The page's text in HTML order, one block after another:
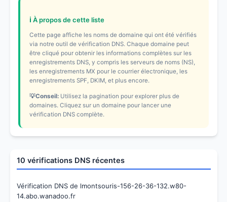
ℹ️ À propos de cette liste
Cette page affiche les noms de domaine qui ont été vérifiés
via notre outil de vérification DNS. Chaque domaine peut
être cliqué pour obtenir les informations complètes sur les
enregistrements DNS, y compris les serveurs de noms (NS),
les enregistrements MX pour le courrier électronique, les
enregistrements SPF, DKIM, et plus encore.
💡Conseil:Utilisez la pagination pour explorer plus de
domaines. Cliquez sur un domaine pour lancer une
vérification DNS complète.
10 vérifications DNS récentes
Vérification DNS de lmontsouris-156-26-36-132.w80-
14.abo.wanadoo.fr